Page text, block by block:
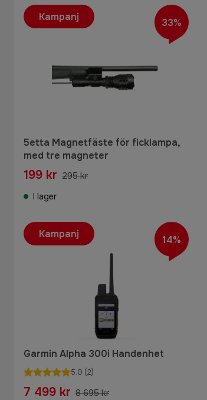
5etta Magnetfäste för ficklampa,
med tre magneter
199 kr 295 kr
I lager
Kampanj 33%
Garmin Alpha 300i Handenhet
5.0 (2)
7 499 kr 8 695 kr
Kampanj 14%